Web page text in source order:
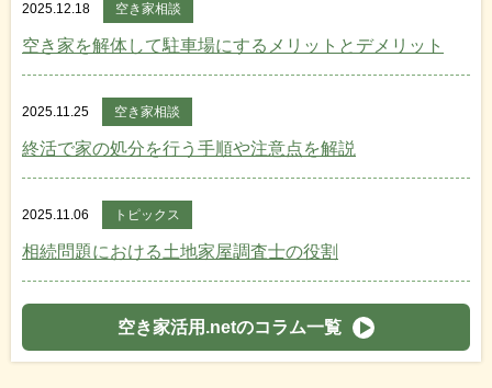
2025.12.18 空き家相談
空き家を解体して駐車場にするメリットとデメリット
2025.11.25 空き家相談
終活で家の処分を行う手順や注意点を解説
2025.11.06 トピックス
相続問題における土地家屋調査士の役割
空き家活用.netのコラム一覧